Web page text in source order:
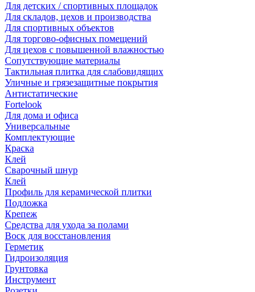
Для детских / спортивных площадок
Для складов, цехов и производства
Для спортивных объектов
Для торгово-офисных помещений
Для цехов с повышенной влажностью
Сопутствующие материалы
Тактильная плитка для слабовидящих
Уличные и грязезащитные покрытия
Антистатические
Fortelook
Для дома и офиса
Универсальные
Комплектующие
Краска
Клей
Сварочный шнур
Клей
Профиль для керамической плитки
Подложка
Крепеж
Средства для ухода за полами
Воск для восстановления
Герметик
Гидроизоляция
Грунтовка
Инструмент